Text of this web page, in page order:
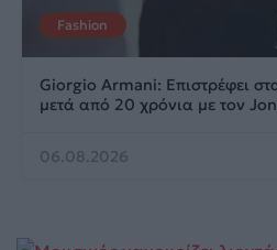
Fashion
Giorgio Armani: Επιστρέφει
μετά από 20 χρόνια με τον
06.08.2026